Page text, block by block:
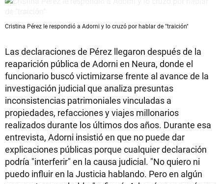
Cristina Pérez le respondió a Adorni y lo cruzó por hablar de "traición"
Las declaraciones de Pérez llegaron después de la
reaparición pública de Adorni en Neura, donde el
funcionario buscó victimizarse frente al avance de la
investigación judicial que analiza presuntas
inconsistencias patrimoniales vinculadas a
propiedades, refacciones y viajes millonarios
realizados durante los últimos dos años. Durante esa
entrevista, Adorni insistió en que no puede dar
explicaciones públicas porque cualquier declaración
podría "interferir" en la causa judicial. "No quiero ni
puedo influir en la Justicia hablando. Pero en algún